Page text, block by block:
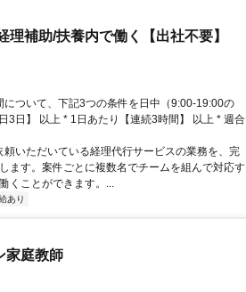
理補助/扶養内で働く【出社不要】
について、下記3つの条件を日中（9:00-19:00の
3日】 以上 * 1日あたり【連続3時間】 以上 * 週合
いただいている経理代行サービスの業務を、完
ます。案件ごとに複数名でチームを組んで対応す
くことができます。...
あり
家庭教師